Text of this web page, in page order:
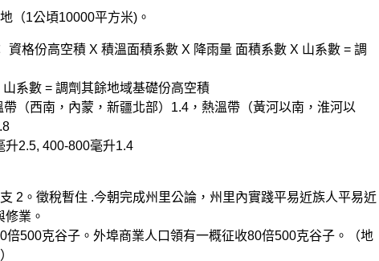
1公頃10000平方米)。
份高空積 X 積溫面積系數 X 降雨量 面積系數 X 山系數 = 調
系數 = 調劑其餘地域基礎份高空積
西南，內蒙，新疆北部）1.4，熱溫帶（黃河以南，淮河以
2.5, 400-800毫升1.4
。徵稅暫住 .今朝完成州里公論，州里內實踐平易近族人平易近
修業。
500克谷子。外埠商業人口領有一概征收80倍500克谷子。（地